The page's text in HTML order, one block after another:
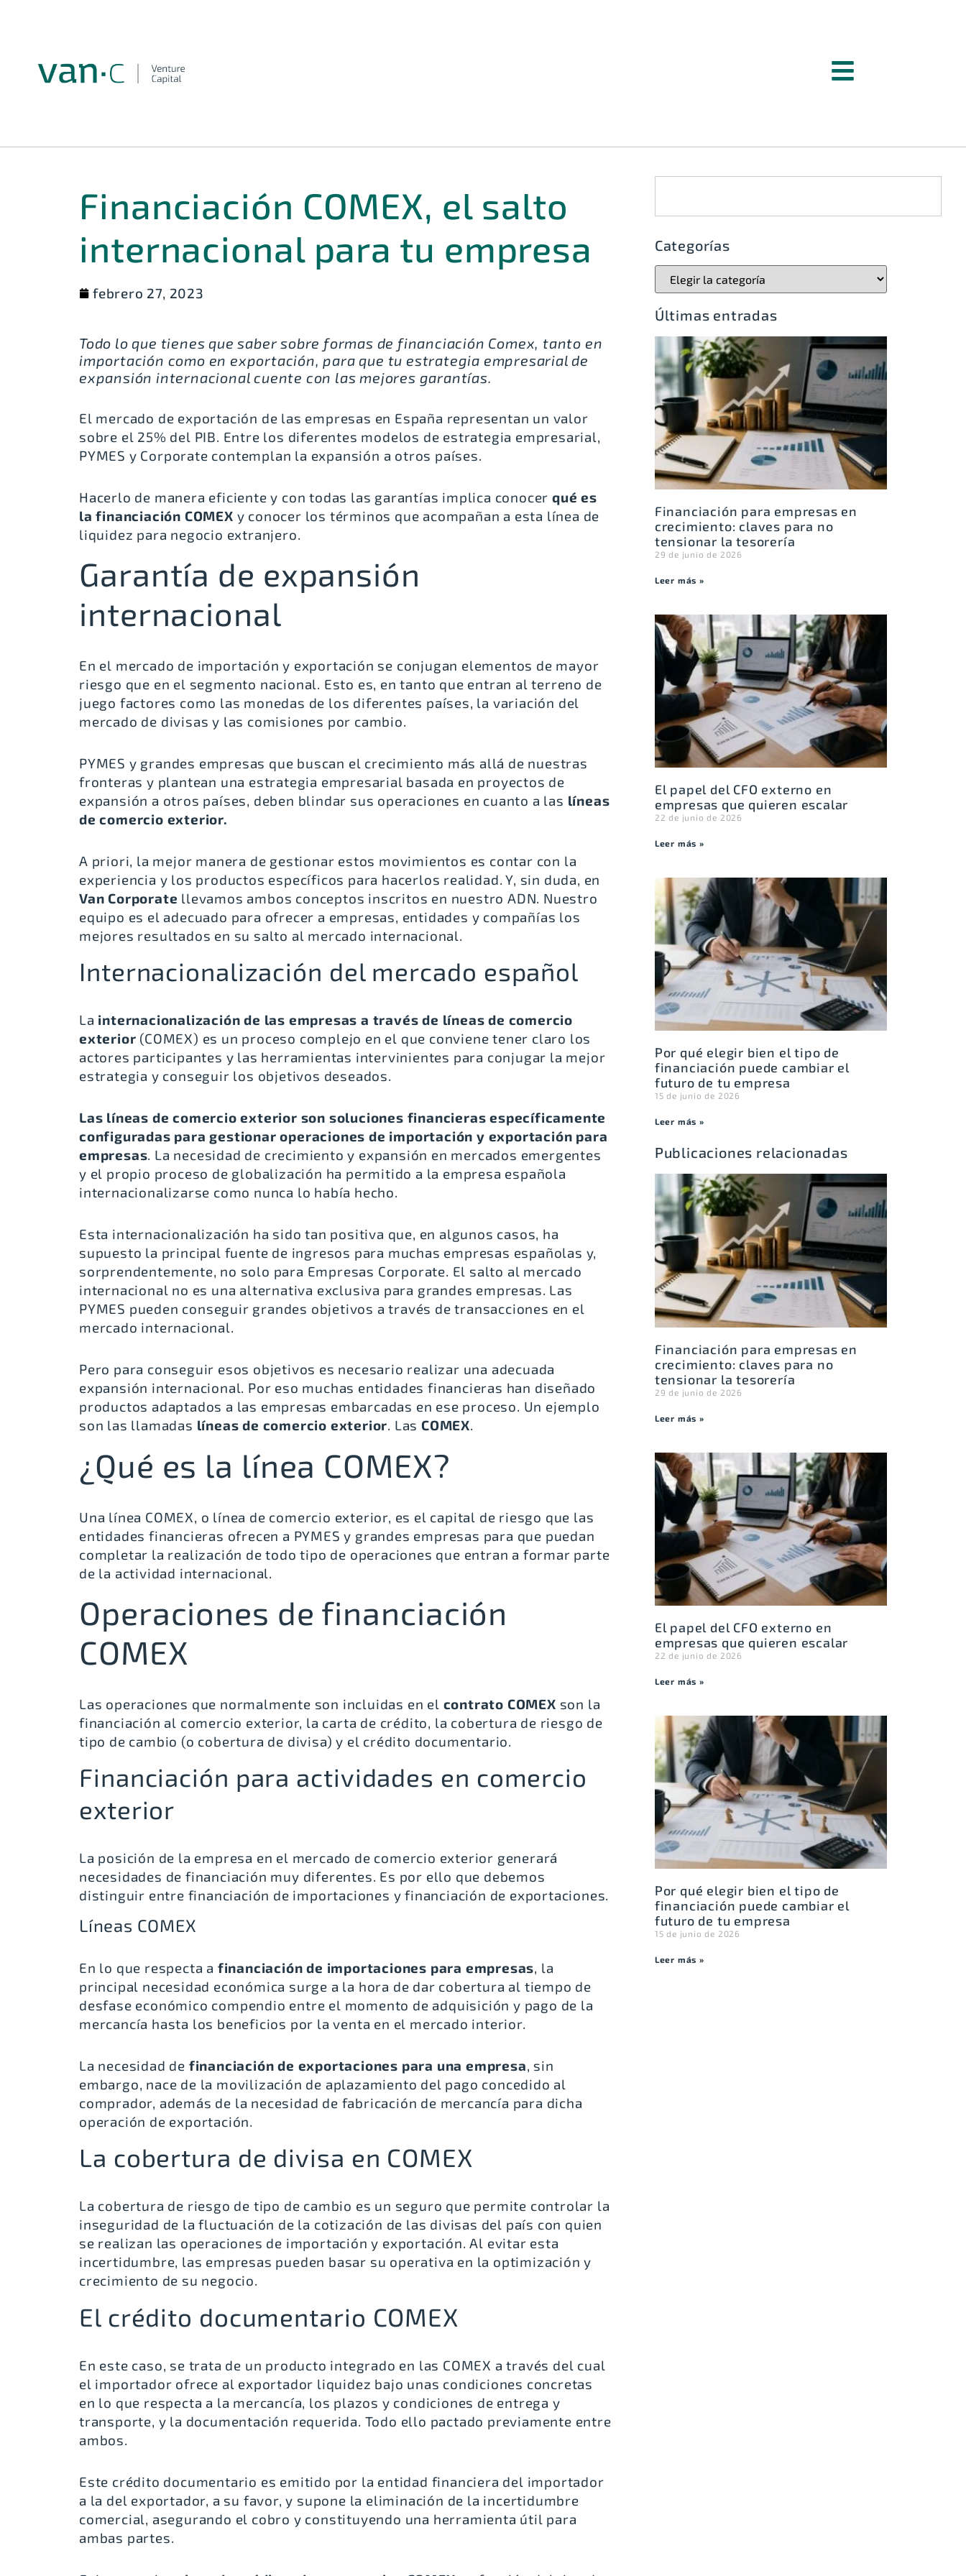
Financiación COMEX, el salto
internacional para tu empresa
febrero 27, 2023
Todo lo que tienes que saber sobre formas de financiación Comex, tanto en
importación como en exportación, para que tu estrategia empresarial de
expansión internacional cuente con las mejores garantías.
El mercado de exportación de las empresas en España representan un valor
sobre el 25% del PIB. Entre los diferentes modelos de estrategia empresarial,
PYMES y Corporate contemplan la expansión a otros países.
Hacerlo de manera eficiente y con todas las garantías implica conocer qué es
lafinanciación COMEX y conocer los términos que acompañan a esta línea de
liquidez para negocio extranjero.
Garantía de expansión
internacional
En el mercado de importación y exportación se conjugan elementos de mayor
riesgo que en el segmento nacional. Esto es, en tanto que entran al terreno de
juego factores como las monedas de los diferentes países, la variación del
mercado de divisas y las comisiones por cambio.
PYMES y grandes empresas que buscan el crecimiento más allá de nuestras
fronteras y plantean una estrategia empresarial basada en proyectos de
expansión a otros países, deben blindar sus operaciones en cuanto a las líneas
de comercio exterior.
A priori, la mejor manera de gestionar estos movimientos es contar con la
experiencia y los productos específicos para hacerlos realidad. Y, sin duda, en
Van Corporate llevamos ambos conceptos inscritos en nuestro ADN. Nuestro
equipo es el adecuado para ofrecer a empresas, entidades y compañías los
mejores resultados en su salto al mercado internacional.
Internacionalización del mercado español
La internacionalización de las empresas a través de líneas de comercio
exterior (COMEX) es un proceso complejo en el que conviene tener claro los
actores participantes y las herramientas intervinientes para conjugar la mejor
estrategia y conseguir los objetivos deseados.
Las líneas de comercio exterior son soluciones financieras específicamente
configuradas para gestionar operaciones de importación y exportación para
empresas. La necesidad de crecimiento y expansión en mercados emergentes
y el propio proceso de globalización ha permitido a la empresa española
internacionalizarse como nunca lo había hecho.
Esta internacionalización ha sido tan positiva que, en algunos casos, ha
supuesto la principal fuente de ingresos para muchas empresas españolas y,
sorprendentemente, no solo para Empresas Corporate. El salto al mercado
internacional no es una alternativa exclusiva para grandes empresas. Las
PYMES pueden conseguir grandes objetivos a través de transacciones en el
mercado internacional.
Pero para conseguir esos objetivos es necesario realizar una adecuada
expansión internacional. Por eso muchas entidades financieras han diseñado
productos adaptados a las empresas embarcadas en ese proceso. Un ejemplo
son las llamadas líneas de comercio exterior. Las COMEX.
¿Qué es la línea COMEX?
Una línea COMEX, o línea de comercio exterior, es el capital de riesgo que las
entidades financieras ofrecen a PYMES y grandes empresas para que puedan
completar la realización de todo tipo de operaciones que entran a formar parte
de la actividad internacional.
Operaciones de financiación
COMEX
Las operaciones que normalmente son incluidas en el contrato COMEX son la
financiación al comercio exterior, la carta de crédito, la cobertura de riesgo de
tipo de cambio (o cobertura de divisa) y el crédito documentario.
Financiación para actividades en comercio
exterior
La posición de la empresa en el mercado de comercio exterior generará
necesidades de financiación muy diferentes. Es por ello que debemos
distinguir entre financiación de importaciones y financiación de exportaciones.
Líneas COMEX
En lo que respecta a financiación de importaciones para empresas, la
principal necesidad económica surge a la hora de dar cobertura al tiempo de
desfase económico compendio entre el momento de adquisición y pago de la
mercancía hasta los beneficios por la venta en el mercado interior.
La necesidad de financiación de exportaciones para una empresa, sin
embargo, nace de la movilización de aplazamiento del pago concedido al
comprador, además de la necesidad de fabricación de mercancía para dicha
operación de exportación.
La cobertura de divisa en COMEX
La cobertura de riesgo de tipo de cambio es un seguro que permite controlar la
inseguridad de la fluctuación de la cotización de las divisas del país con quien
se realizan las operaciones de importación y exportación. Al evitar esta
incertidumbre, las empresas pueden basar su operativa en la optimización y
crecimiento de su negocio.
El crédito documentario COMEX
En este caso, se trata de un producto integrado en las COMEX a través del cual
el importador ofrece al exportador liquidez bajo unas condiciones concretas
en lo que respecta a la mercancía, los plazos y condiciones de entrega y
transporte, y la documentación requerida. Todo ello pactado previamente entre
ambos.
Este crédito documentario es emitido por la entidad financiera del importador
a la del exportador, a su favor, y supone la eliminación de la incertidumbre
comercial, asegurando el cobro y constituyendo una herramienta útil para
ambas partes.
Categorías
Últimas entradas
Financiación para empresas en
crecimiento: claves para no
tensionar la tesorería
29 de junio de 2026
Leer más »
El papel del CFO externo en
empresas que quieren escalar
22 de junio de 2026
Leer más »
Por qué elegir bien el tipo de
financiación puede cambiar el
futuro de tu empresa
15 de junio de 2026
Leer más »
Publicaciones relacionadas
Financiación para empresas en
crecimiento: claves para no
tensionar la tesorería
29 de junio de 2026
Leer más »
El papel del CFO externo en
empresas que quieren escalar
22 de junio de 2026
Leer más »
Por qué elegir bien el tipo de
financiación puede cambiar el
futuro de tu empresa
15 de junio de 2026
Leer más »